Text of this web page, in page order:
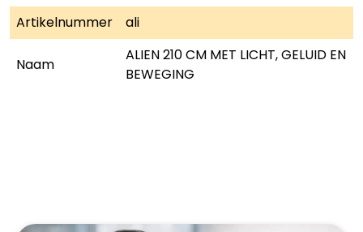
Artikelnummer ali
Naam
ALIEN 210 CM MET LICHT, GELUID EN
BEWEGING